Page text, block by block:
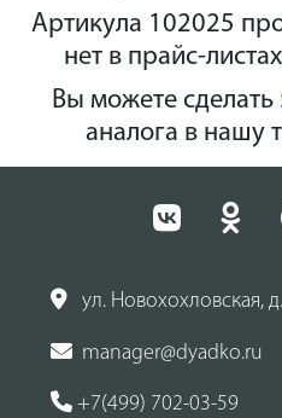
Артикула 102025
нет в прайс-
Вы можете сделать
аналога в нашу
ул. Новохохловская,
manager@dyadko.ru
+7(499) 702-03-59